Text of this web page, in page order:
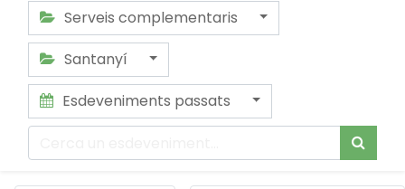
Serveis complementaris
Santanyí
Esdeveniments passats